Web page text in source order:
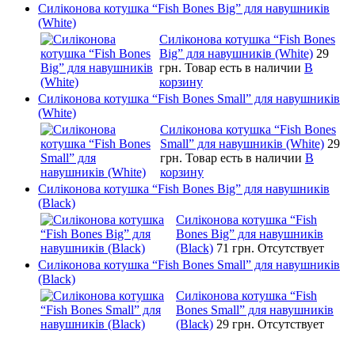
Силіконова котушка “Fish Bones Big” для навушників
(White)
Силіконова котушка “Fish Bones
Big” для навушників (White) 29
грн. Товар есть в наличии В
корзину
Силіконова котушка “Fish Bones Small” для навушників
(White)
Силіконова котушка “Fish Bones
Small” для навушників (White) 29
грн. Товар есть в наличии В
корзину
Силіконова котушка “Fish Bones Big” для навушників
(Black)
Силіконова котушка “Fish
Bones Big” для навушників
(Black) 71 грн. Отсутствует
Силіконова котушка “Fish Bones Small” для навушників
(Black)
Силіконова котушка “Fish
Bones Small” для навушників
(Black) 29 грн. Отсутствует